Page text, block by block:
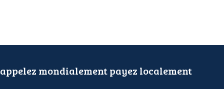
appelez mondialement payez localement